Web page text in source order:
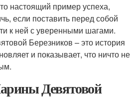
настоящий пример успеха,
если поставить перед собой
к ней с уверенными шагами.
Березников – это история
и показывает, что ничто не
Девятовой